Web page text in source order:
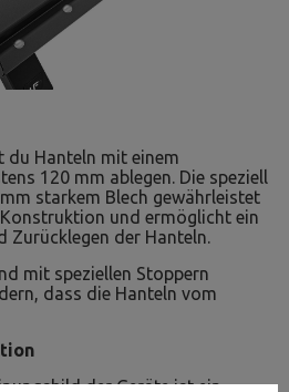
du Hanteln mit einem
120 mm ablegen. Die speziell
starkem Blech gewährleistet
und ermöglicht ein
Zurücklegen der Hanteln.
mit speziellen Stoppern
dass die Hanteln vom
der Geräte ist ein